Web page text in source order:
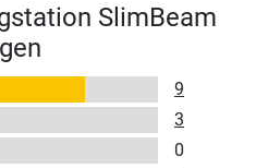
SlimBeam
9
3
0